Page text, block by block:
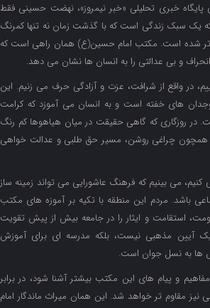
پایگاه خبری تحلیلی «خبر نیمروز»، نهضت حسینی فقط
یک سبک زندگی است که با گذشت زمان نه تنها کمرنگ
شده است. مکتب امام حسین(ع) همان راهی است که
و بی عدالتی را به انسان ها نشان می دهد.
در واقع از شرافت، عزت و آزادگی حرف می زنیم. این
های خفته است و به انسان می آموزد که کرامت
در روزگاری که گاهی حقیقت در میان هیاهوها کم رنگ
چراغی روشن، مسیر حق طلبی و عدالت خواهی
کنیم، می بینیم که فرهنگ عاشورایی می تواند زمینه ساز
باشد. مردم این منطقه با تکیه بر آموزه های مکتب
استقامت و ایثار را در جامعه بیش از پیش تقویت
یک آیین مذهبی نیست، بلکه مدرسه ای برای آموزش
ها به نسل جوان است.
و پیام های این مکتب بیشتر آشنا شود، در برابر
مقاوم تر خواهد شد. این همان میراث ماندگار امام